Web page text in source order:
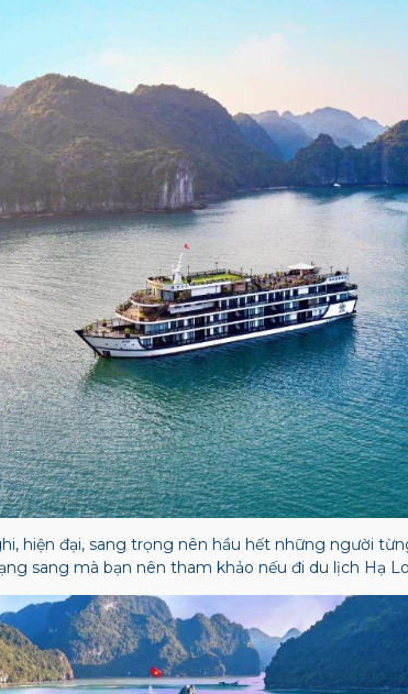
hiện đại, sang trọng nên hầu hết những người
sang mà bạn nên tham khảo nếu đi du lịch Hạ